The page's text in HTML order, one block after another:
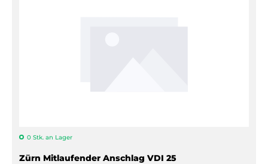
0 Stk. an Lager
Zürn Mitlaufender Anschlag VDI 25